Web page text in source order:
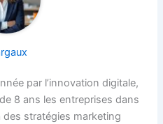
par l’innovation digitale,
8 ans les entreprises dans
des stratégies marketing